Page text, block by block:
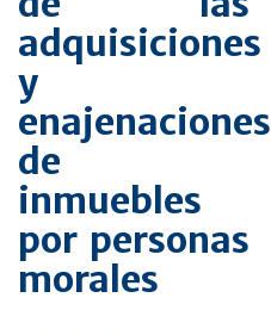
adquisiciones
y
enajenaciones
de
inmuebles
por personas
morales